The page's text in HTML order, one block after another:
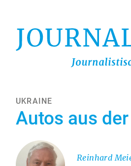
UKRAINE
Autos aus
Reinhard